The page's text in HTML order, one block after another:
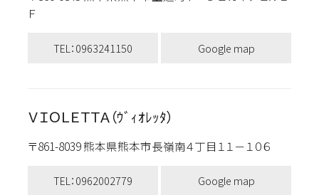
Ｆ
TEL：0963241150 Google map
ＶＩＯＬＥＴＴＡ（ｳﾞｨｵﾚｯﾀ）
〒861-8039 熊本県熊本市長嶺南４丁目１１－１０６
TEL：0962002779 Google map